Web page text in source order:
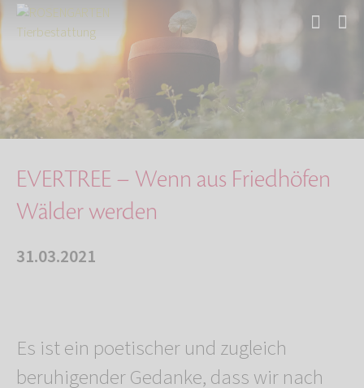
Über uns
Aktuelles
EVERTREE – Wenn aus Friedhöfen Wälder werden
EVERTREE – Wenn aus Friedhöfen
Wälder werden
31.03.2021
Es ist ein poetischer und zugleich
beruhigender Gedanke, dass wir nach